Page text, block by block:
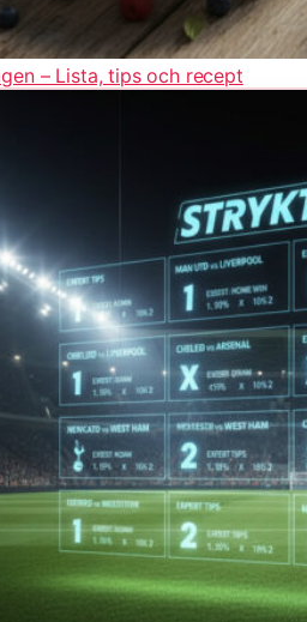
– Lista, tips och recept